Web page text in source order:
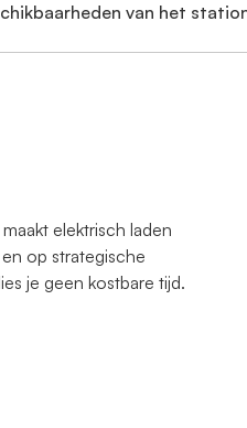
van het
elektrisch laden
op strategische
je geen kostbare tijd.